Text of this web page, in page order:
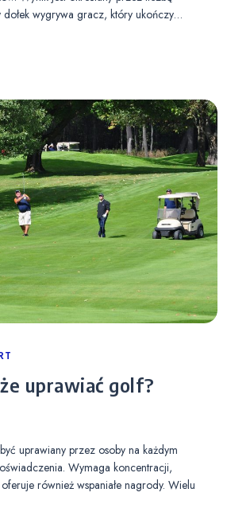
dołek wygrywa gracz, który ukończy…
uprawiać golf?
uprawiany przez osoby na każdym
Wymaga koncentracji,
również wspaniałe nagrody. Wielu